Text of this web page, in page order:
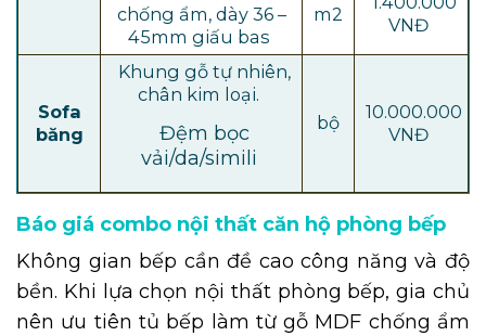
chống ẩm, dày 36 –
45mm giấu bas
m2
VNĐ
Sofa
băng
Khung gỗ tự nhiên,
chân kim loại.
Đệm bọc
vải/da/simili
bộ
10.000.000
VNĐ
Báo giá combo nội thất căn hộ phòng bếp
Không gian bếp cần đề cao công năng và độ
bền. Khi lựa chọn nội thất phòng bếp, gia chủ
nên ưu tiên tủ bếp làm từ gỗ MDF chống ẩm